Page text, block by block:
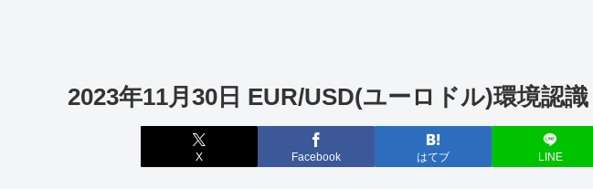
2023年11月30日 EUR/USD(ユーロドル)環境認識
X Facebook はてブ LINE